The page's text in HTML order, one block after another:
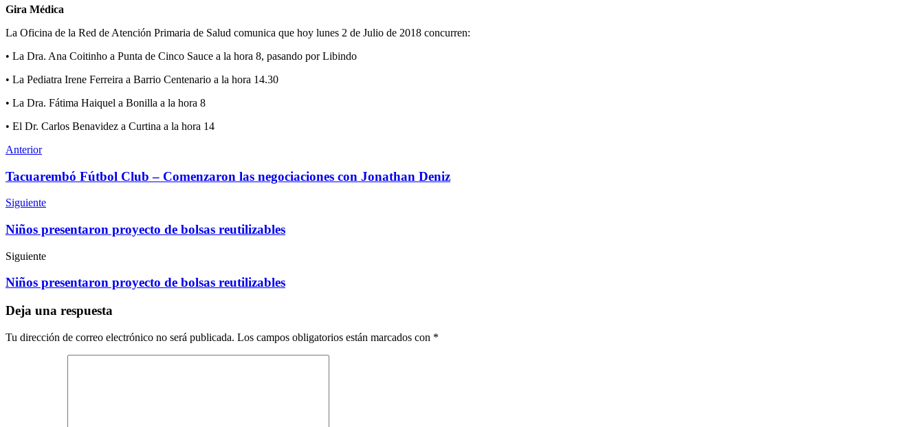
Gira Médica
La Oficina de la Red de Atención Primaria de Salud comunica que hoy lunes 2 de Julio de 2018 concurren:
• La Dra. Ana Coitinho a Punta de Cinco Sauce a la hora 8, pasando por Libindo
• La Pediatra Irene Ferreira a Barrio Centenario a la hora 14.30
• La Dra. Fátima Haiquel a Bonilla a la hora 8
• El Dr. Carlos Benavidez a Curtina a la hora 14
Anterior
Tacuarembó Fútbol Club – Comenzaron las negociaciones con Jonathan Deniz
Siguiente
Niños presentaron proyecto de bolsas reutilizables
Siguiente
Niños presentaron proyecto de bolsas reutilizables
Deja una respuesta
Tu dirección de correo electrónico no será publicada. Los campos obligatorios están marcados con *